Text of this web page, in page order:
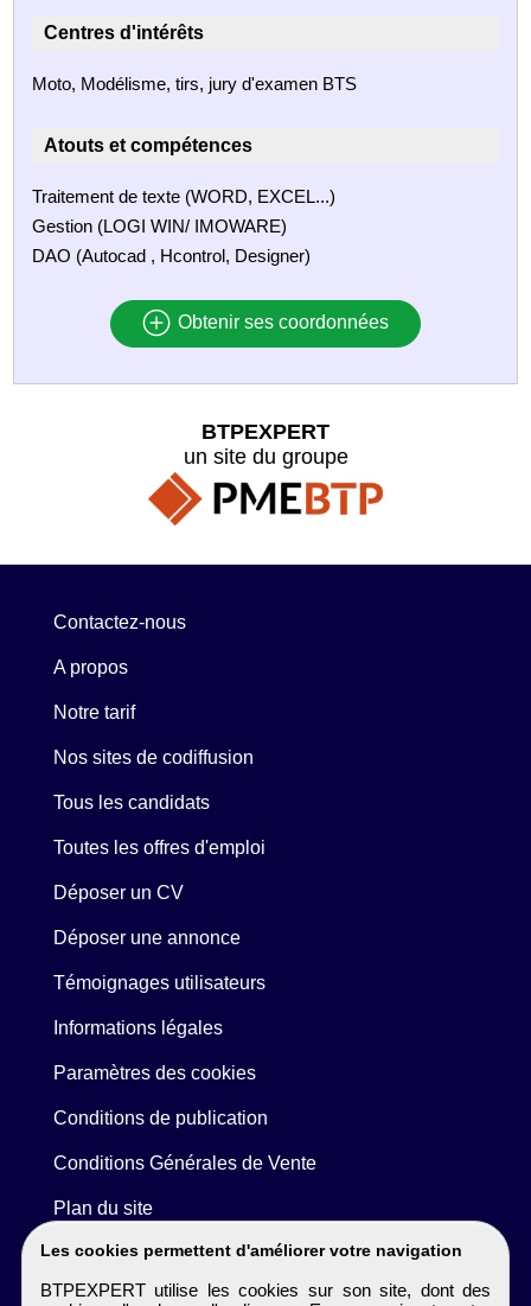
Centres d'intérêts
Moto, Modélisme, tirs, jury d'examen BTS
Atouts et compétences
Traitement de texte (WORD, EXCEL...)
Gestion (LOGI WIN/ IMOWARE)
DAO (Autocad , Hcontrol, Designer)
Obtenir ses coordonnées
Les cookies permettent d'améliorer votre navigation
BTPEXPERT utilise les cookies sur son site, dont des
BTPEXPERT
un site du groupe
Contactez-nous
A propos
Notre tarif
Nos sites de codiffusion
Tous les candidats
Toutes les offres d'emploi
Déposer un CV
Déposer une annonce
Témoignages utilisateurs
Informations légales
Paramètres des cookies
Conditions de publication
Conditions Générales de Vente
Plan du site